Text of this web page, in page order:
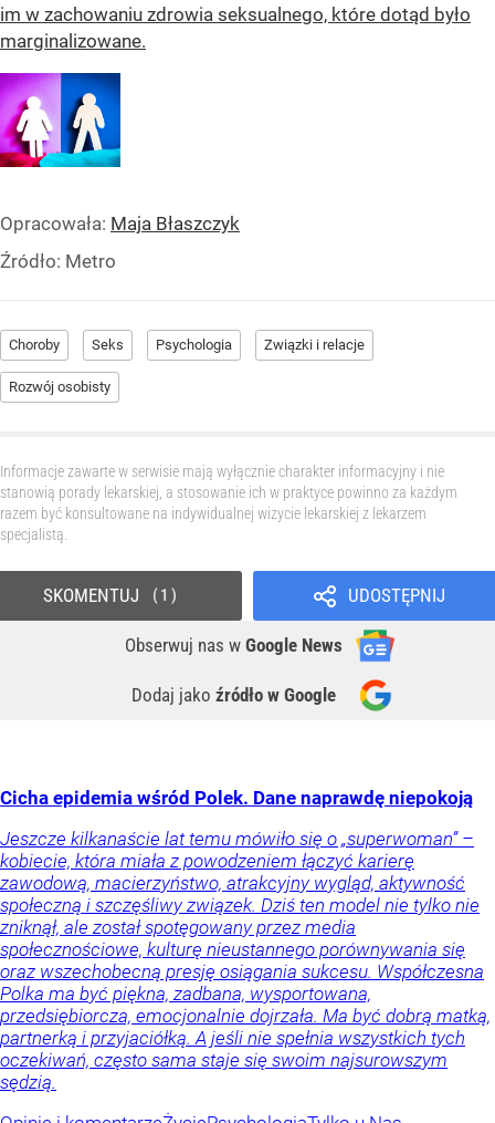
im w zachowaniu zdrowia seksualnego, które dotąd było
marginalizowane.
Opracowała: Maja Błaszczyk
Źródło: Metro
Choroby Seks Psychologia Związki i relacje
Rozwój osobisty
Informacje zawarte w serwisie mają wyłącznie charakter informacyjny i nie
stanowią porady lekarskiej, a stosowanie ich w praktyce powinno za każdym
razem być konsultowane na indywidualnej wizycie lekarskiej z lekarzem
specjalistą.
UDOSTĘPNIJ
Obserwuj nas w Google News
Dodaj jako źródło w Google
SKOMENTUJ 1
Cicha epidemia wśród Polek. Dane naprawdę niepokoją
Jeszcze kilkanaście lat temu mówiło się o „superwoman” –
kobiecie, która miała z powodzeniem łączyć karierę
zawodową, macierzyństwo, atrakcyjny wygląd, aktywność
społeczną i szczęśliwy związek. Dziś ten model nie tylko nie
zniknął, ale został spotęgowany przez media
społecznościowe, kulturę nieustannego porównywania się
oraz wszechobecną presję osiągania sukcesu. Współczesna
Polka ma być piękna, zadbana, wysportowana,
przedsiębiorcza, emocjonalnie dojrzała. Ma być dobrą matką,
partnerką i przyjaciółką. A jeśli nie spełnia wszystkich tych
oczekiwań, często sama staje się swoim najsurowszym
sędzią.